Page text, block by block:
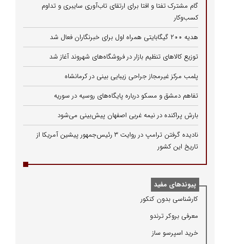
گام مشترک تفتا و افتا برای ارتقای تاب‌آوری سایبری و تداوم
کسب‌وکار
هدیه ۲۰۰ گیگابایتی همراه اول برای خبرنگاران فعال شد
توزیع کالاهای تنظیم بازار در فروشگاه‌های شهروند آغاز شد
پلمب مرکز غیرمجاز جراحی زیبایی بینی در کرمانشاه
تفاهم دمشق و مسکو درباره پایگاه‌های روسیه در سوریه
بارش پراکنده در نیمه غربی اصفهان پیش‌بینی می‌شود
نادیده گرفتن ترامپ در روایت ۳ رئیس‌جمهور پیشین آمریکا از
تاریخ این کشور
پیوندهای مفید
كارشناسی بدون كنكور
معرفی بروكر ترندو
خرید اسپرسو ساز